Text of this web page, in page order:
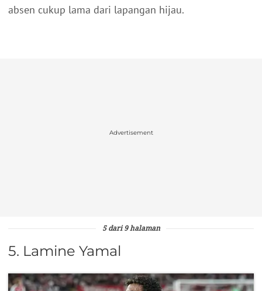
absen cukup lama dari lapangan hijau.
Advertisement
5 dari 9 halaman
5. Lamine Yamal